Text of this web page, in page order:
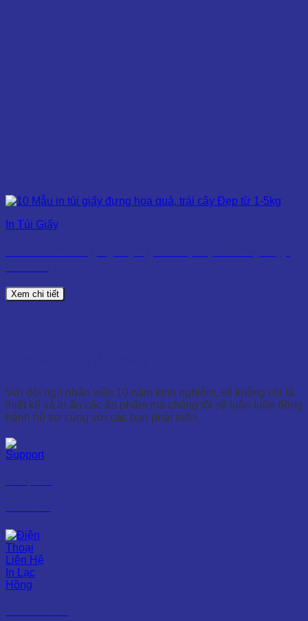
In Túi Giấy
Xem chi tiết
Với đội ngũ nhân viên 10 năm kinh nghiệm, sẽ không chỉ là
thiết kế và in ấn các ẩn phẩm mà chúng tôi sẽ luôn luôn đồng
hành hỗ trợ cùng với các bạn phát triển.